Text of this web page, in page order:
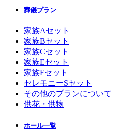
葬儀プラン
家族Aセット
家族Bセット
家族Cセット
家族Eセット
家族Fセット
セレモニーSセット
その他のプランについて
供花・供物
ホール一覧